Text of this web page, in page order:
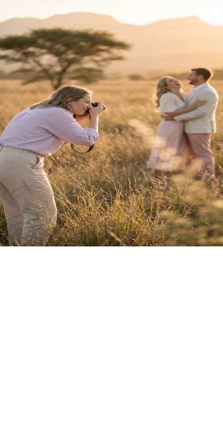
Trou Idees
WelkomTerug
Teken hier in.
E-pos Adres
WagwoordVergeet?
Teken In
Nog nie 'n lid nie? Registreer hier
Jou reis saamTrou Ideesbegin
hier.
Ons gebruik koekies om jou ervaring te verbeter.
Privaatheidsbeleid vir meer inligting.
Aanvaar Weier